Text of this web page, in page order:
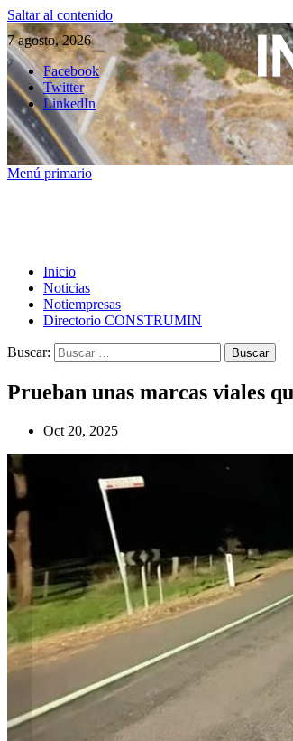
Saltar al contenido
7 agosto, 2026
Facebook
Twitter
LinkedIn
Menú primario
Inicio
Noticias
Notiempresas
Directorio CONSTRUMIN
Buscar:
Prueban unas marcas viales
Oct 20, 2025